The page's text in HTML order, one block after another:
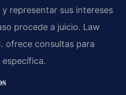
representar sus intereses
procede a juicio. Law
ofrece consultas para